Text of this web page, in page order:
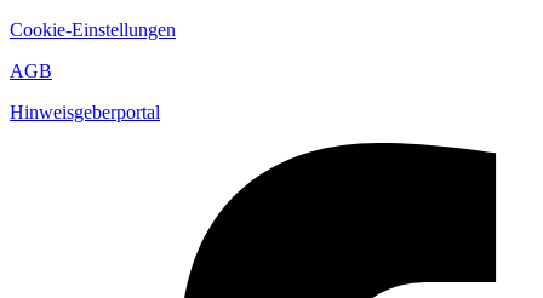
Cookie-Einstellungen
AGB
Hinweisgeberportal